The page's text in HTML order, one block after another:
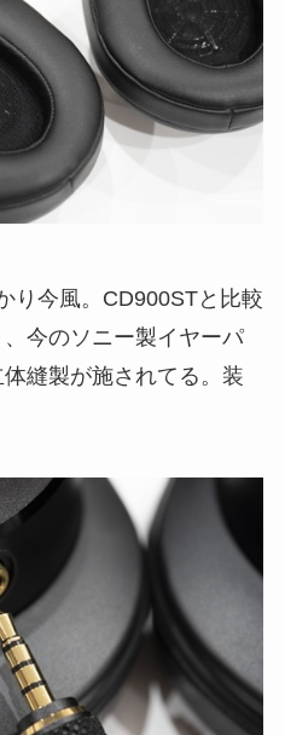
り今風。CD900STと比較
今のソニー製イヤーパ
縫製が施されてる。装